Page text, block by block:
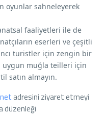
oyunlar sahneleyerek
faaliyetleri ile de
eserleri ve çeşitli
turistler için zengin bir
uygun muğla teilleri için
satın almayın.
adresini ziyaret etmeyi
düzenleği